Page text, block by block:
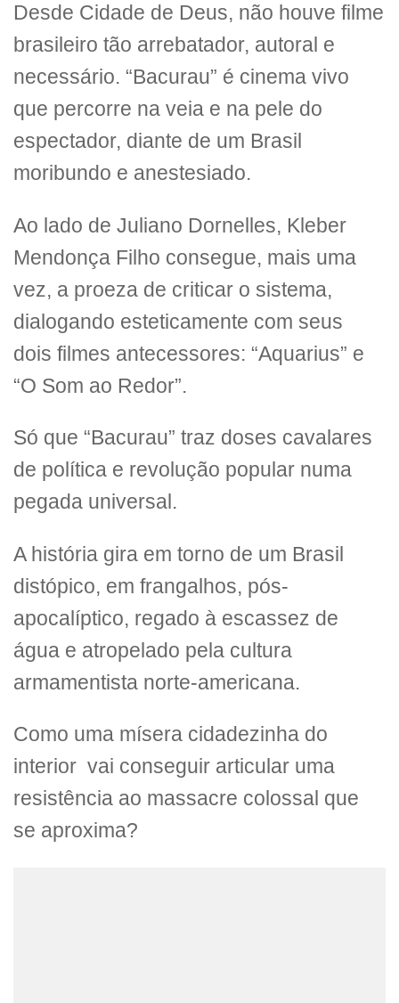
Desde Cidade de Deus, não houve filme
brasileiro tão arrebatador, autoral e
necessário. “Bacurau” é cinema vivo
que percorre na veia e na pele do
espectador, diante de um Brasil
moribundo e anestesiado.
Ao lado de Juliano Dornelles, Kleber
Mendonça Filho consegue, mais uma
vez, a proeza de criticar o sistema,
dialogando esteticamente com seus
dois filmes antecessores: “Aquarius” e
“O Som ao Redor”.
Só que “Bacurau” traz doses cavalares
de política e revolução popular numa
pegada universal.
A história gira em torno de um Brasil
distópico, em frangalhos, pós-
apocalíptico, regado à escassez de
água e atropelado pela cultura
armamentista norte-americana.
Como uma mísera cidadezinha do
interior vai conseguir articular uma
resistência ao massacre colossal que
se aproxima?